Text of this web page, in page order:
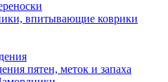
впитывающие коврики
пятен, меток и запаха